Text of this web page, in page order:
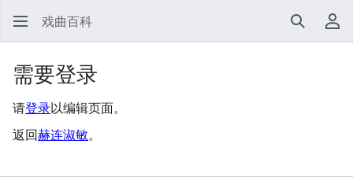
戏曲百科 搜索 用
需要登录
请登录以编辑页面。
返回赫连淑敏。